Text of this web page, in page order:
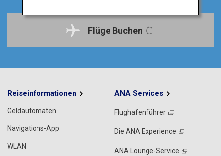
Flüge Buchen
Reiseinformationen
Geldautomaten
Navigations-App
WLAN
ANA Services
Flughafenführer
Die ANA Experience
ANA Lounge-Service